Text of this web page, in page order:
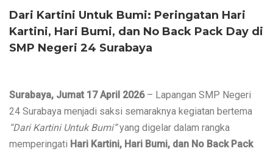
Dari Kartini Untuk Bumi: Peringatan Hari
Kartini, Hari Bumi, dan No Back Pack Day di
SMP Negeri 24 Surabaya
Surabaya, Jumat 17 April 2026 – Lapangan SMP Negeri
“Dari Kartini Untuk Bumi” yang digelar dalam rangka
memperingati Hari Kartini, Hari Bumi, dan No Back Pack